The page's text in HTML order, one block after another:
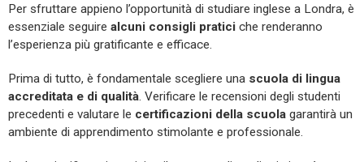
Per sfruttare appieno l’opportunità di studiare inglese a Londra, è
essenziale seguire alcuni consigli pratici che renderanno
l’esperienza più gratificante e efficace.
Prima di tutto, è fondamentale scegliere una scuola di lingua
accreditata e di qualità. Verificare le recensioni degli studenti
precedenti e valutare le certificazioni della scuola garantirà un
ambiente di apprendimento stimolante e professionale.